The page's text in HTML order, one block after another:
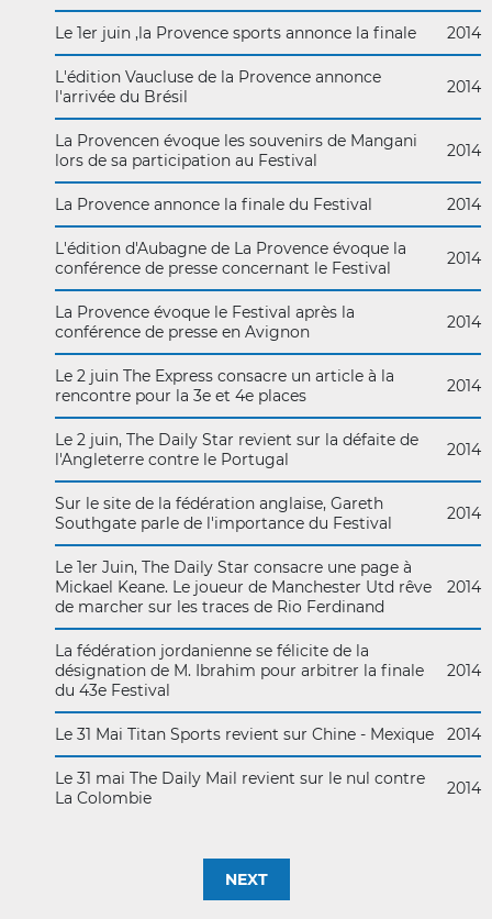
Le 1er juin ,la Provence sports annonce la finale 2014
L'édition Vaucluse de la Provence annonce
l'arrivée du Brésil
2014
La Provencen évoque les souvenirs de Mangani
lors de sa participation au Festival
2014
La Provence annonce la finale du Festival 2014
L'édition d'Aubagne de La Provence évoque la
conférence de presse concernant le Festival
2014
La Provence évoque le Festival après la
conférence de presse en Avignon
2014
Le 2 juin The Express consacre un article à la
rencontre pour la 3e et 4e places
2014
Le 2 juin, The Daily Star revient sur la défaite de
l'Angleterre contre le Portugal
2014
Sur le site de la fédération anglaise, Gareth
Southgate parle de l'importance du Festival
2014
Le 1er Juin, The Daily Star consacre une page à
Mickael Keane. Le joueur de Manchester Utd rêve
de marcher sur les traces de Rio Ferdinand
2014
La fédération jordanienne se félicite de la
désignation de M. Ibrahim pour arbitrer la finale
du 43e Festival
2014
Le 31 Mai Titan Sports revient sur Chine - Mexique 2014
Le 31 mai The Daily Mail revient sur le nul contre
La Colombie
2014
NEXT